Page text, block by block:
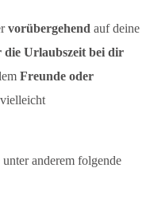
vorübergehend auf deine
die Urlaubszeit bei dir
Freunde oder
anderem folgende